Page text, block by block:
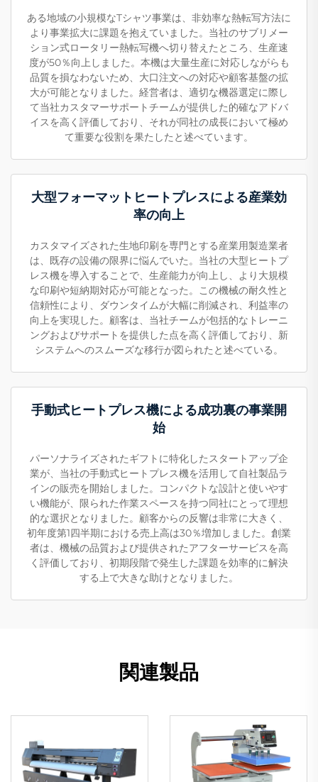
ある地域の小規模なTシャツ事業は、非効率な熱転写方法に
より事業拡大に課題を抱えていました。当社のサブリメー
ション式ロータリー熱転写機へ切り替えたところ、生産速
度が50％向上しました。本機は大量生産に対応しながらも
品質を損なわないため、大口注文への対応や顧客基盤の拡
大が可能となりました。経営者は、適切な機器選定に際し
て当社カスタマーサポートチームが提供した的確なアドバ
イスを高く評価しており、それが同社の成長において極め
て重要な役割を果たしたと述べています。
大型フォーマットヒートプレスによる産業効
率の向上
カスタマイズされた生地印刷を専門とする産業用製造業者
は、既存の設備の限界に悩んでいた。当社の大型ヒートプ
レス機を導入することで、生産能力が向上し、より大規模
な印刷や短納期対応が可能となった。この機械の耐久性と
信頼性により、ダウンタイムが大幅に削減され、利益率の
向上を実現した。顧客は、当社チームが包括的なトレーニ
ングおよびサポートを提供した点を高く評価しており、新
システムへのスムーズな移行が図られたと述べている。
手動式ヒートプレス機による成功裏の事業開
始
パーソナライズされたギフトに特化したスタートアップ企
業が、当社の手動式ヒートプレス機を活用して自社製品ラ
インの販売を開始しました。コンパクトな設計と使いやす
い機能が、限られた作業スペースを持つ同社にとって理想
的な選択となりました。顧客からの反響は非常に大きく、
初年度第1四半期における売上高は30％増加しました。創業
者は、機械の品質および提供されたアフターサービスを高
く評価しており、初期段階で発生した課題を効率的に解決
する上で大きな助けとなりました。
関連製品